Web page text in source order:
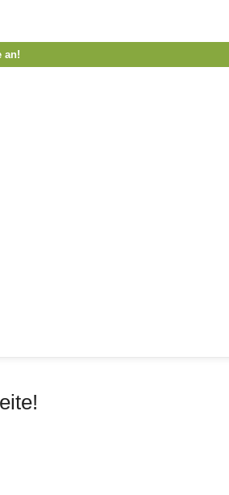
an!